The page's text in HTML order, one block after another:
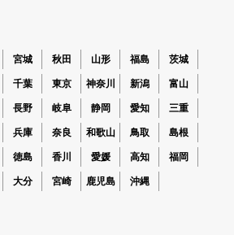
宮城 秋田 山形 福島 茨城
千葉 東京 神奈川 新潟 富山
長野 岐阜 静岡 愛知 三重
兵庫 奈良 和歌山 鳥取 島根
徳島 香川 愛媛 高知 福岡
大分 宮崎 鹿児島 沖縄